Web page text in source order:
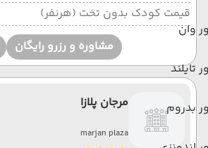
وان
تایلند
بدروم
قیمت کودک بدون تخت (هرنفر)
مشاوره و رزرو رایگان
مرجان پلازا
marjan plaza